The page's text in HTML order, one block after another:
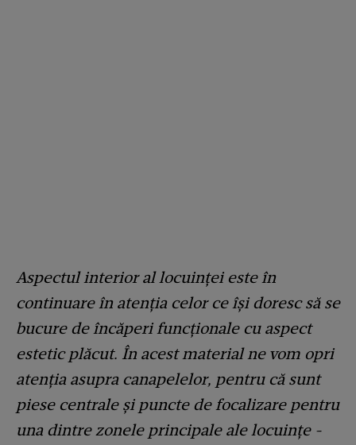
Aspectul interior al locuinţei este în
continuare în atenţia celor ce îşi doresc să se
bucure de încăperi funcţionale cu aspect
estetic plăcut. În acest material ne vom opri
atenţia asupra canapelelor, pentru că sunt
piese centrale şi puncte de focalizare pentru
una dintre zonele principale ale locuinţe -